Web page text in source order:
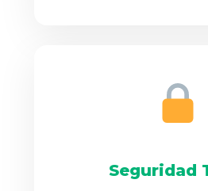
Seguridad